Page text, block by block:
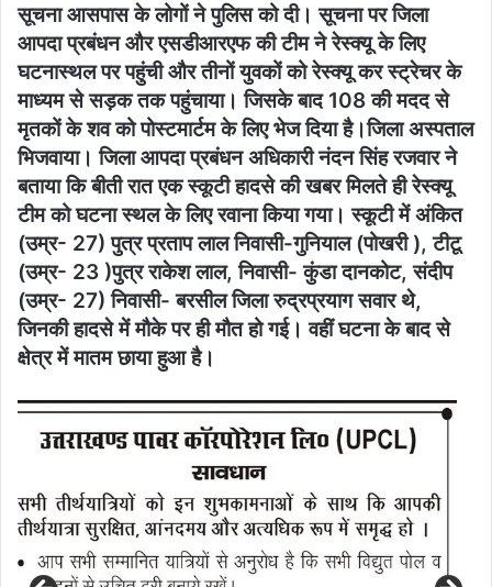
सूचना आसपास के लोगों ने पुलिस को दी। सूचना पर जिला
आपदा प्रबंधन और एसडीआरएफ की टीम ने रेस्क्यू के लिए
घटनास्थल पर पहुंची और तीनों युवकों को रेस्क्यू कर स्ट्रेचर के
माध्यम से सड़क तक पहुंचाया। जिसके बाद 108 की मदद से
मृतकों के शव को पोस्टमार्टम के लिए भेज दिया है।जिला अस्पताल
भिजवाया। जिला आपदा प्रबंधन अधिकारी नंदन सिंह रजवार ने
बताया कि बीती रात एक स्कूटी हादसे की खबर मिलते ही रेस्क्यू
टीम को घटना स्थल के लिए रवाना किया गया। स्कूटी में अंकित
(उम्र- 27) पुत्र प्रताप लाल निवासी-गुनियाल (पोखरी ), टीटू
(उम्र- 23 )पुत्र राकेश लाल, निवासी- कुंडा दानकोट, संदीप
(उम्र- 27) निवासी- बरसील जिला रुद्रप्रयाग सवार थे,
जिनकी हादसे में मौके पर ही मौत हो गई। वहीं घटना के बाद से
क्षेत्र में मातम छाया हुआ है।